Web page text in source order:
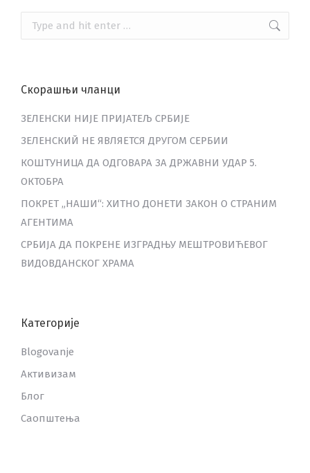
Search:
Скорашњи чланци
ЗЕЛЕНСКИ НИЈЕ ПРИЈАТЕЉ СРБИЈЕ
ЗЕЛЕНСКИЙ НЕ ЯВЛЯЕТСЯ ДРУГОМ СЕРБИИ
КОШТУНИЦА ДА ОДГОВАРА ЗА ДРЖАВНИ УДАР 5.
ОКТОБРА
ПОКРЕТ „НАШИ“: ХИТНО ДОНЕТИ ЗАКОН О СТРАНИМ
АГЕНТИМА
СРБИЈА ДА ПОКРЕНЕ ИЗГРАДЊУ МЕШТРОВИЋЕВОГ
ВИДОВДАНСКОГ ХРАМА
Категорије
Blogovanje
Активизам
Блог
Саопштења